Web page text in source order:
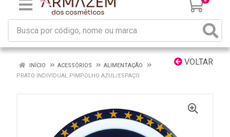
VOLTAR
INÍCIO ACESSÓRIOS
ALIMENTAÇÃO
PRATO INDIVIDUAL PIMPOLHO AZUL/ESPAÇO